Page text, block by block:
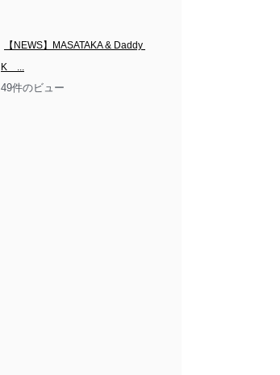
【NEWS】MASATAKA & Daddy
K　...
49件のビュー